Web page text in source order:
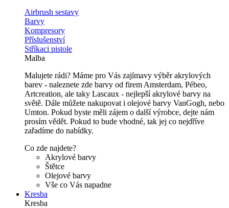
Airbrush sestavy
Barvy
Kompresory
Příslušenství
Stříkaci pistole
Malba
Malujete rádi? Máme pro Vás zajímavy výběr akrylových
barev - naleznete zde barvy od firem Amsterdam, Pébeo,
Artcreation, ale taky Lascaux - nejlepší akrylové barvy na
světě. Dále můžete nakupovat i olejové barvy VanGogh, nebo
Umton. Pokud byste měli zájem o další výrobce, dejte nám
prosím vědět. Pokud to bude vhodné, tak jej co nejdříve
zařadíme do nabídky.
Co zde najdete?
Akrylové barvy
Štětce
Olejové barvy
Vše co Vás napadne
Kresba
Kresba